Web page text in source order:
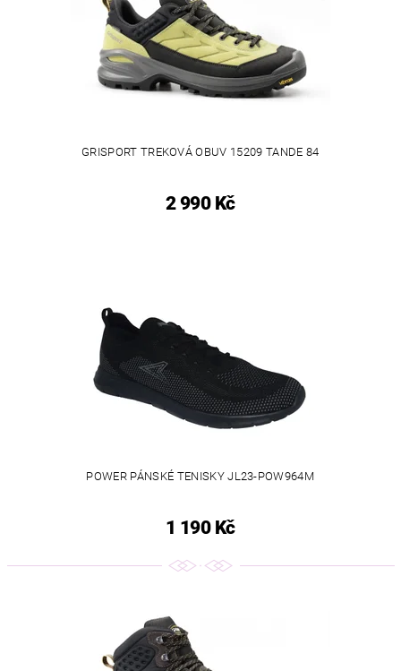
GRISPORT TREKOVÁ OBUV 15209 TANDE 84
2 990 Kč
POWER PÁNSKÉ TENISKY JL23-POW964M
1 190 Kč